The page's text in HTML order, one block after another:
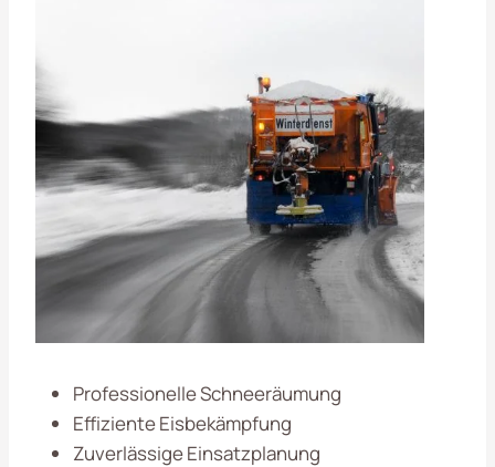
Professionelle Schneeräumung
Effiziente Eisbekämpfung
Zuverlässige Einsatzplanung